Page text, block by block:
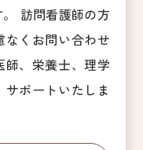
訪問看護師の方
なくお問い合わせ
師、栄養士、理学
ポートいたしま